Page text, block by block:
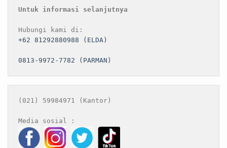
Untuk informasi selanjutnya
+62 81292880988 (ELDA)
0813-9972-7782 (PARMAN)
(021) 59984971 (Kantor)